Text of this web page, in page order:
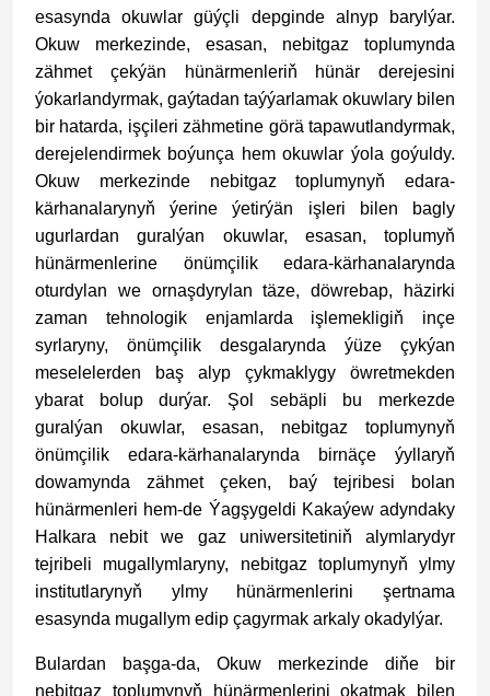
esasynda okuwlar güýçli depginde alnyp barylýar.
Okuw merkezinde, esasan, nebitgaz toplumynda
zähmet çekýän hünärmenleriň hünär derejesini
ýokarlandyrmak, gaýtadan taýýarlamak okuwlary bilen
bir hatarda, işçileri zähmetine görä tapawutlandyrmak,
derejelendirmek boýunça hem okuwlar ýola goýuldy.
Okuw merkezinde nebitgaz toplumynyň edara-
kärhanalarynyň ýerine ýetirýän işleri bilen bagly
ugurlardan guralýan okuwlar, esasan, toplumyň
hünärmenlerine önümçilik edara-kärhanalarynda
oturdylan we ornaşdyrylan täze, döwrebap, häzirki
zaman tehnologik enjamlarda işlemekligiň inçe
syrlaryny, önümçilik desgalarynda ýüze çykýan
meselelerden baş alyp çykmaklygy öwretmekden
ybarat bolup durýar. Şol sebäpli bu merkezde
guralýan okuwlar, esasan, nebitgaz toplumynyň
önümçilik edara-kärhanalarynda birnäçe ýyllaryň
dowamynda zähmet çeken, baý tejribesi bolan
hünärmenleri hem-de Ýagşygeldi Kakaýew adyndaky
Halkara nebit we gaz uniwersitetiniň alymlarydyr
tejribeli mugallymlaryny, nebitgaz toplumynyň ylmy
institutlarynyň ylmy hünärmenlerini şertnama
esasynda mugallym edip çagyrmak arkaly okadylýar.
Bulardan başga-da, Okuw merkezinde diňe bir
nebitgaz toplumynyň hünärmenlerini okatmak bilen